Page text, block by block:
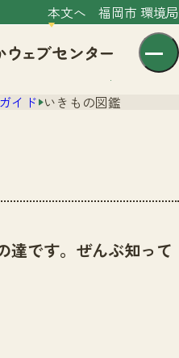
本文へ 福岡市 環境局
イド いきもの図鑑
達です。ぜんぶ知って